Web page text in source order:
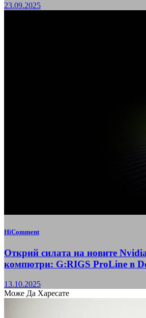
23.09.2025
HiComment
Открий силата на новите
компютри: G:RIGS ProLine в
13.10.2025
Може Да Харесате